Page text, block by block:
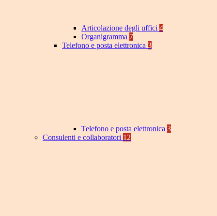
Articolazione degli uffici 4
Organigramma 7
Telefono e posta elettronica 3
Telefono e posta elettronica 3
Consulenti e collaboratori 12